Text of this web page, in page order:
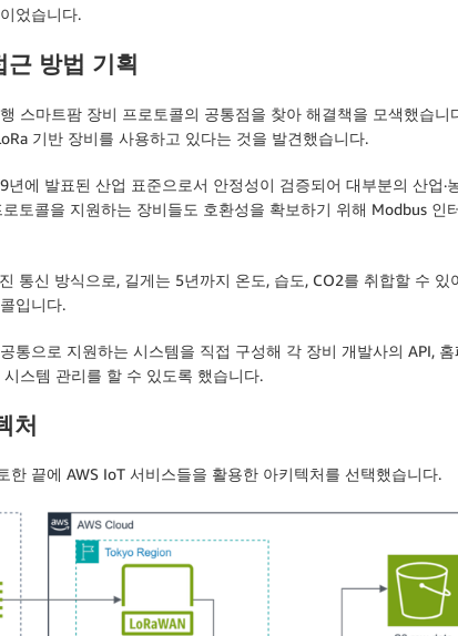
었습니다.
근 방법 기획
스마트팜 장비 프로토콜의 공통점을 찾아 해결책을 모색했습니
기반 장비를 사용하고 있다는 것을 발견했습니다.
에 발표된 산업 표준으로서 안정성이 검증되어 대부분의 산업·
토콜을 지원하는 장비들도 호환성을 확보하기 위해 Modbus 인
통신 방식으로, 길게는 5년까지 온도, 습도, CO2를 취합할 수
입니다.
통으로 지원하는 시스템을 직접 구성해 각 장비 개발사의 API,
스템 관리를 할 수 있도록 했습니다.
처
한 끝에 AWS IoT 서비스들을 활용한 아키텍처를 선택했습니다.